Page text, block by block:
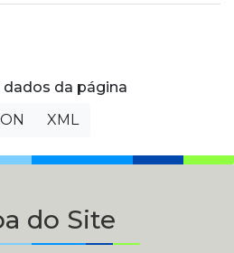
dados da página
XML
do Site